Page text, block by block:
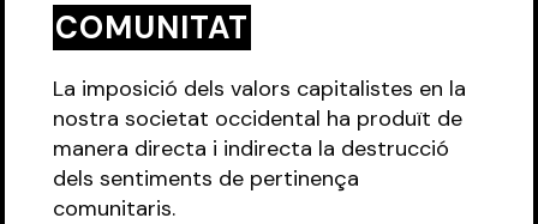
COMUNITAT
La imposició dels valors capitalistes en la
nostra societat occidental ha produït de
manera directa i indirecta la destrucció
dels sentiments de pertinença
comunitaris.